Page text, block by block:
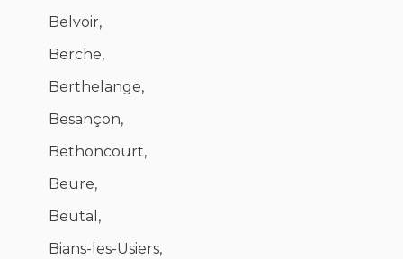
Belvoir,
Berche,
Berthelange,
Besançon,
Bethoncourt,
Beure,
Beutal,
Bians-les-Usiers,